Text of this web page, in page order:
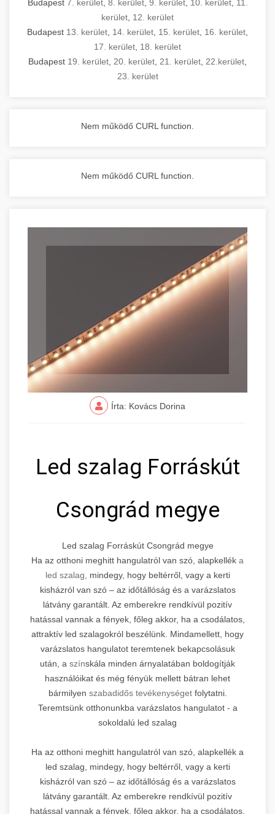
Budapest 7. kerület, 8. kerület, 9. kerület, 10. kerület, 11.
kerület 12. kerület
Budapest 13. kerület 14. kerület 15. kerület 16. kerület
17. kerület 18. kerület
Budapest 19. kerület 20. kerület 21. kerület 22.kerület
23. kerület
Nem működő CURL function.
Nem működő CURL function.
Írta: Kovács Dorina
Led szalag Forráskút
Csongrád megye
Led szalag Forráskút Csongrád megye
Ha az otthoni meghitt hangulatról van szó, alapkellék a
led szalag,
mindegy, hogy beltérről, vagy a kerti
kisházról van szó – az időtállóság és a varázslatos
látvány garantált. Az emberekre rendkívül pozitív
hatással vannak a fények, főleg akkor, ha a csodálatos,
attraktív led szalagokról beszélünk. Mindamellett, hogy
varázslatos hangulatot teremtenek bekapcsolásuk
után, a színskála minden árnyalatában boldogítják
használóikat és még fényük mellett bátran lehet
bármilyen szabadidős tevékenységetfolytatni.
Teremtsünk otthonunkba varázslatos hangulatot - a
sokoldalú led szalag
Ha az otthoni meghitt hangulatról van szó, alapkellék a
led szalag, mindegy, hogy beltérről, vagy a kerti
kisházról van szó – az időtállóság és a varázslatos
látvány garantált. Az emberekre rendkívül pozitív
hatással vannak a fények, főleg akkor, ha a csodálatos,